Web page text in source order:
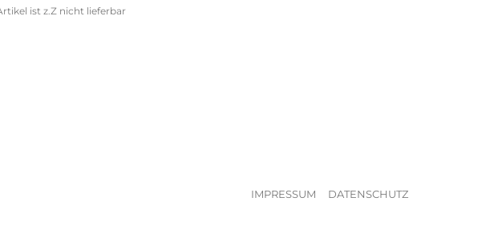
ist z.Z nicht lieferbar
IMPRESSUM DATENSCHUTZ